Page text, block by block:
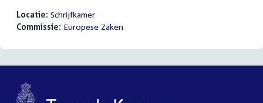
Locatie: Schrijfkamer
Commissie: Europese Zaken